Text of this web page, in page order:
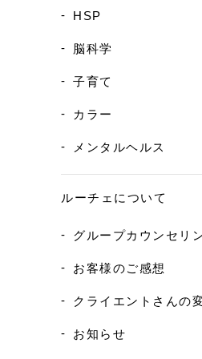
HSP
脳科学
子育て
カラー
メンタルヘルス
ルーチェについて
グループカウンセリ
お客様のご感想
クライエントさんの
お知らせ